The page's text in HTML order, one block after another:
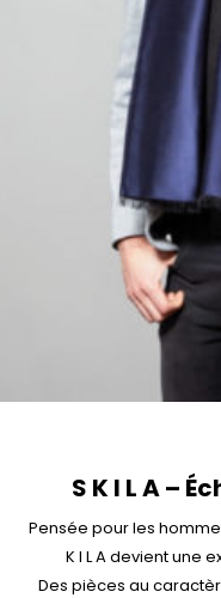
S K I L A –
Pensée pour les
K I L A devient une
Des pièces au